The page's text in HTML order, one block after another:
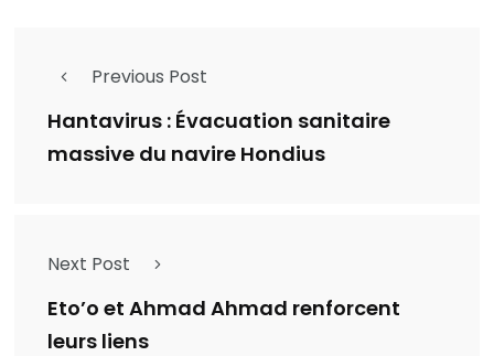
Previous Post
Hantavirus : Évacuation sanitaire
massive du navire Hondius
Next Post
Eto’o et Ahmad Ahmad renforcent
leurs liens